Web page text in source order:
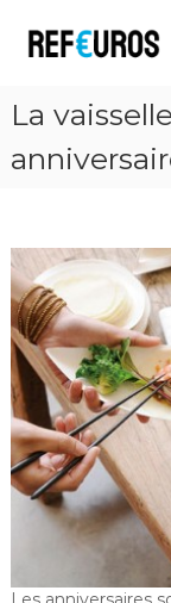
La